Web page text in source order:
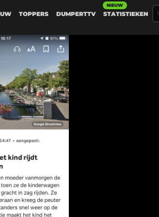
TOPPERS DUMPERTTV STATISTIEKEN
NIEUW